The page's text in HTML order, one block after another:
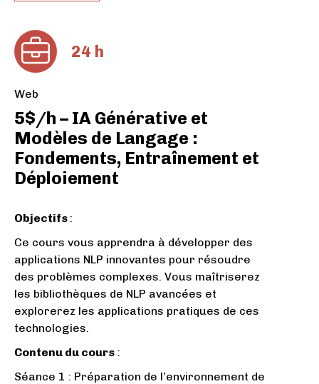
24 h
Web
5$/h – IA Générative et
Modèles de Langage :
Fondements, Entraînement et
Déploiement
Objectifs :
Ce cours vous apprendra à développer des
applications NLP innovantes pour résoudre
des problèmes complexes. Vous maîtriserez
les bibliothèques de NLP avancées et
explorerez les applications pratiques de ces
technologies.
Contenu du cours :
Séance 1 : Préparation de l’environnement de